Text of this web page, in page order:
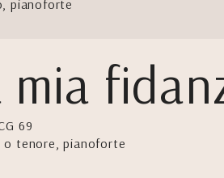
pianoforte
mia
69
o tenore, pianoforte